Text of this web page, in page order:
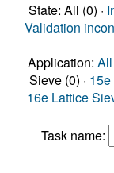
State: All (0) ·
Validation
Application: All
Sieve (0) ·
16e Lattice
Task name: